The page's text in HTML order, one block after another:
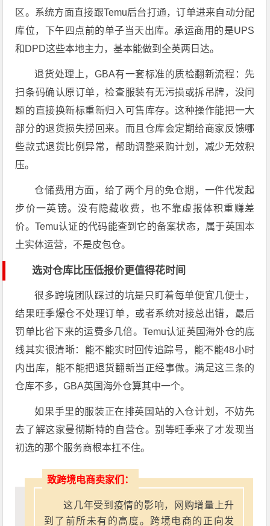
区。系统方面直接跟Temu后台打通，订单进来自动分配
库位，下午四点前的单子当天出库。承运商用的是UPS
和DPD这些本地主力，基本能做到全英两日达。
退货处理上，GBA有一套标准的质检翻新流程：先
扫条码确认原订单，检查服装有无污损或拆吊牌，没问
题的直接换新标重新归入可售库存。这种操作能把一大
部分的退货损失捞回来。而且仓库会定期给商家反馈哪
些款式退货比例异常，帮助调整采购计划，减少无效积
压。
仓储费用方面，给了两个月的免仓期，一件代发起
步价一英镑。没有隐藏收费，也不靠虚报体积重赚差
价。Temu认证的代码能查到它的备案状态，属于英国本
土实体运营，不是皮包仓。
选对仓库比压低报价更值得花时间
很多跨境团队踩过的坑是只盯着每单便宜几便士，
结果旺季爆仓不处理订单，或者系统对接总出错，最后
罚单比省下来的运费多几倍。Temu认证英国海外仓的底
线其实很清晰：能不能实时回传追踪号，能不能48小时
内出库，能不能把退货翻新当正经事做。满足这三条的
仓库不多，GBA英国海外仓算其中一个。
如果手里的服装正在排英国站的入仓计划，不妨先
去了解这家曼彻斯特的自营仓。别等旺季来了才发现当
初选的那个服务商根本扛不住。
致跨境电商卖家们：
这几年受到疫情的影响，网购增量上升
到了前所未有的高度。跨境电商的正向发